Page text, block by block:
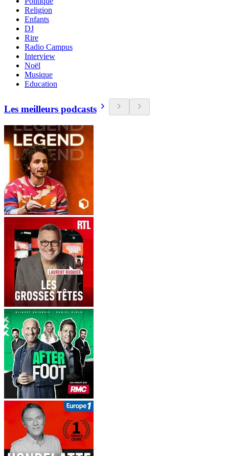
Religion
Enfants
DJ
Rire
Radio Campus
Interview
Noël
Musique
Education
Les meilleurs podcasts